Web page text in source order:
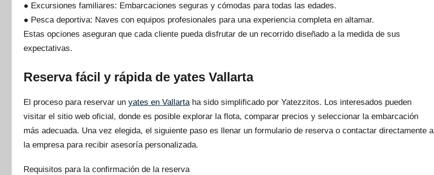
● Excursiones familiares: Embarcaciones seguras y cómodas para todas las edades.
● Pesca deportiva: Naves con equipos profesionales para una experiencia completa en altamar.
Estas opciones aseguran que cada cliente pueda disfrutar de un recorrido diseñado a la medida de sus
expectativas.
Reserva fácil y rápida de yates Vallarta
El proceso para reservar un yates en Vallartaha sido simplificado por Yatezzitos. Los interesados pueden
visitar el sitio web oficial, donde es posible explorar la flota, comparar precios y seleccionar la embarcación
más adecuada. Una vez elegida, el siguiente paso es llenar un formulario de reserva o contactar directamente a
la empresa para recibir asesoría personalizada.
Requisitos para la confirmación de la reserva